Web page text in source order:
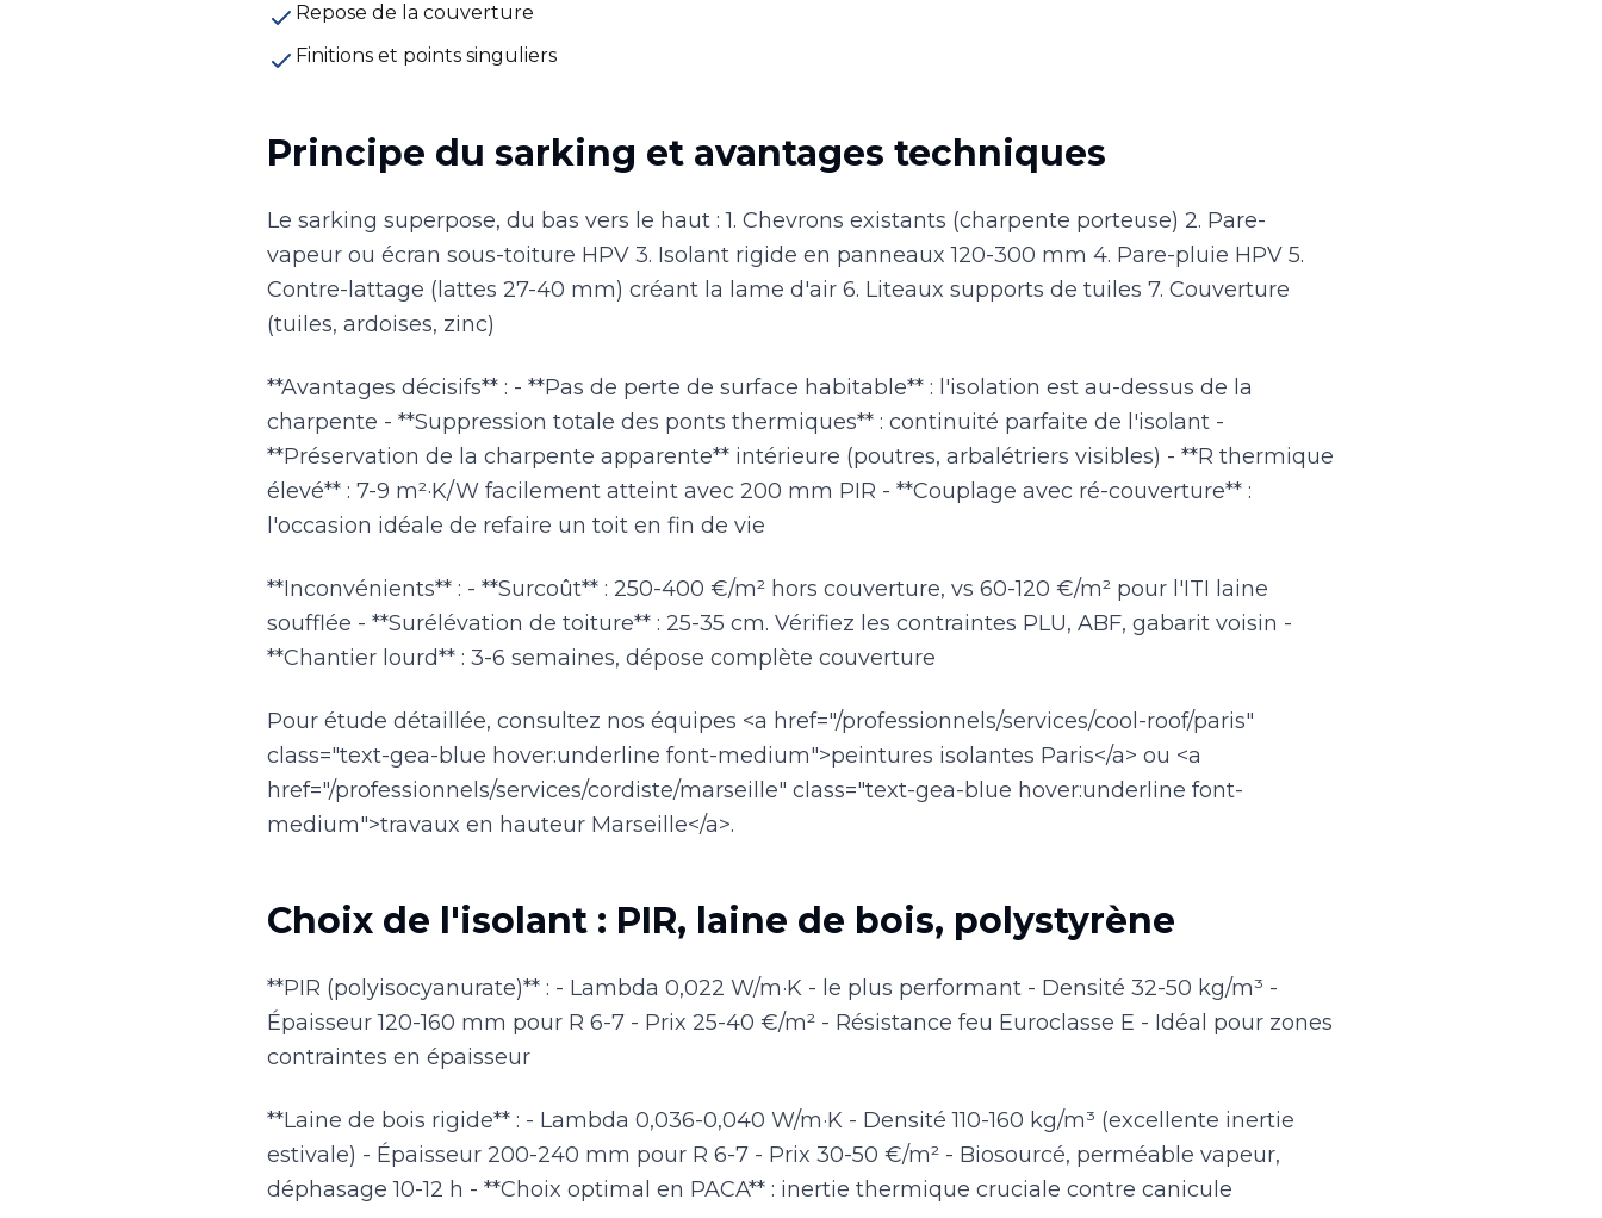
Repose de la couverture
Finitions et points singuliers
Principe du sarking et avantages techniques
Le sarking superpose, du bas vers le haut : 1. Chevrons existants (charpente porteuse) 2. Pare-
vapeur ou écran sous-toiture HPV 3. Isolant rigide en panneaux 120-300 mm 4. Pare-pluie HPV 5.
Contre-lattage (lattes 27-40 mm) créant la lame d'air 6. Liteaux supports de tuiles 7. Couverture
(tuiles, ardoises, zinc)
**Avantages décisifs** : - **Pas de perte de surface habitable** : l'isolation est au-dessus de la
charpente - **Suppression totale des ponts thermiques** : continuité parfaite de l'isolant -
**Préservation de la charpente apparente** intérieure (poutres, arbalétriers visibles) - **R thermique
élevé** : 7-9 m²·K/W facilement atteint avec 200 mm PIR - **Couplage avec ré-couverture** :
l'occasion idéale de refaire un toit en fin de vie
**Inconvénients** : - **Surcoût** : 250-400 €/m² hors couverture, vs 60-120 €/m² pour l'ITI laine
soufflée - **Surélévation de toiture** : 25-35 cm. Vérifiez les contraintes PLU, ABF, gabarit voisin -
**Chantier lourd** : 3-6 semaines, dépose complète couverture
Pour étude détaillée, consultez nos équipes <a href="/professionnels/services/cool-roof/paris"
class="text-gea-blue hover:underline font-medium">peintures isolantes Paris</a> ou <a
href="/professionnels/services/cordiste/marseille" class="text-gea-blue hover:underline font-
medium">travaux en hauteur Marseille</a>.
Choix de l'isolant : PIR, laine de bois, polystyrène
**PIR (polyisocyanurate)** : - Lambda 0,022 W/m·K - le plus performant - Densité 32-50 kg/m³ -
Épaisseur 120-160 mm pour R 6-7 - Prix 25-40 €/m² - Résistance feu Euroclasse E - Idéal pour zones
contraintes en épaisseur
**Laine de bois rigide** : - Lambda 0,036-0,040 W/m·K - Densité 110-160 kg/m³ (excellente inertie
estivale) - Épaisseur 200-240 mm pour R 6-7 - Prix 30-50 €/m² - Biosourcé, perméable vapeur,
déphasage 10-12 h - **Choix optimal en PACA** : inertie thermique cruciale contre canicule